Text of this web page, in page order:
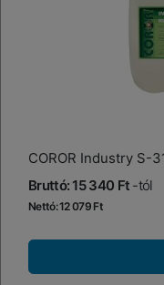
COROR Industry S-
Bruttó: 15 340 Ft -tól
Nettó: 12 079 Ft